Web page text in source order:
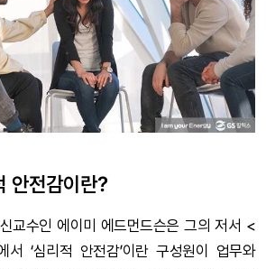
안전감이란?
교수인 에이미 에드먼드슨은 그의 저서 <
‘심리적 안전감’이란 구성원이 업무와